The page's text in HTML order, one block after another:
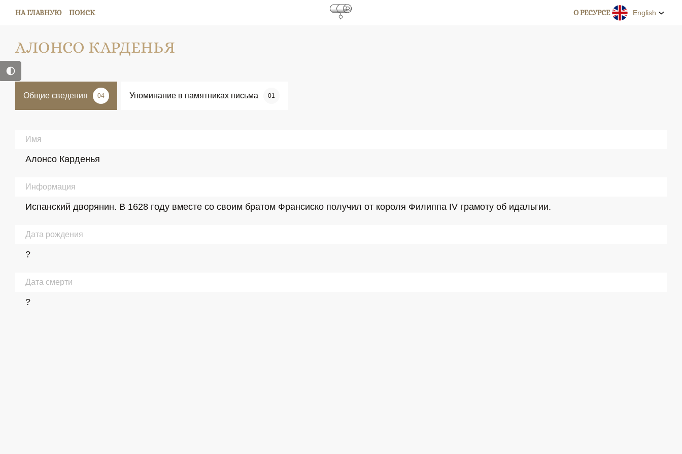
НА ГЛАВНУЮ ПОИСК О РЕСУРСЕ English
АЛОНСО КАРДЕНЬЯ
Общие сведения 04 Упоминание в памятниках письма 01
Имя
Алонсо Карденья
Информация
Испанский дворянин. В 1628 году вместе со своим братом Франсиско получил от короля Филиппа IV грамоту об идальгии.
Дата рождения
?
Дата смерти
?